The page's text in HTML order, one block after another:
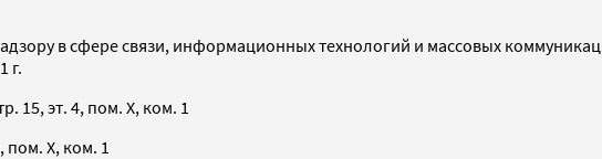
в сфере связи, информационных технологий и массовых
г.
15, эт. 4, пом. X, ком. 1
пом. X, ком. 1